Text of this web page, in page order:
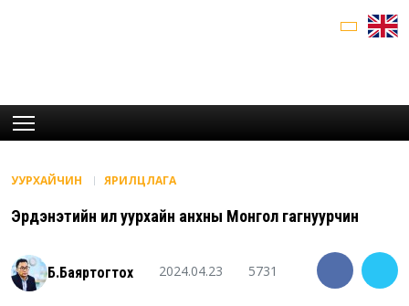
УУРХАЙЧИН ЯРИЛЦЛАГА
Эрдэнэтийн ил уурхайн анхны Монгол гагнуурчин
Б.Баяртогтох 2024.04.23 5731